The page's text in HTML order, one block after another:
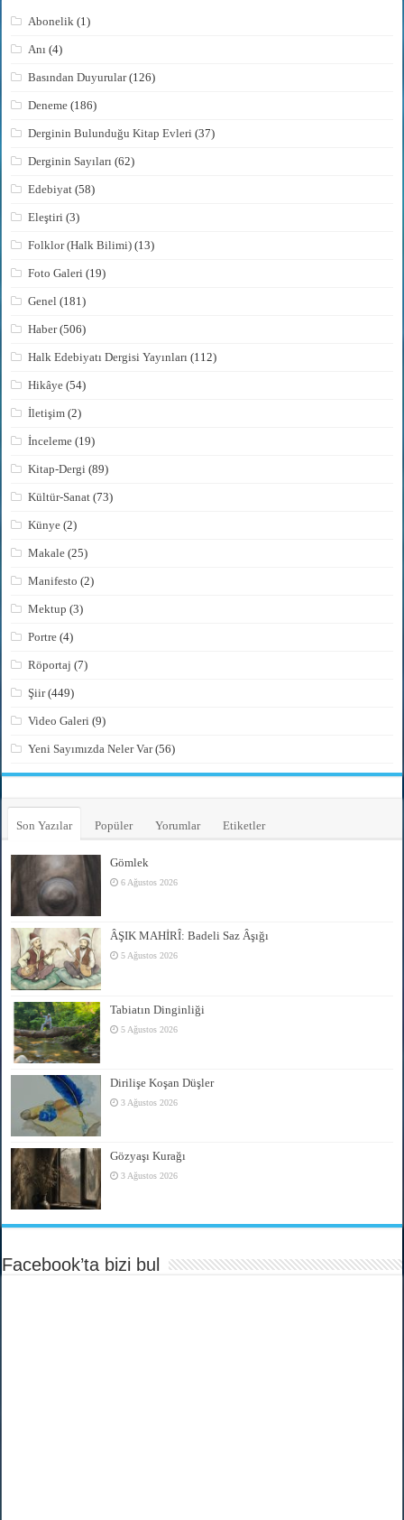
Abonelik (1)
Anı (4)
Basından Duyurular(126)
Deneme (186)
Derginin Bulunduğu Kitap Evleri (37)
Derginin Sayıları (62)
Edebiyat (58)
Eleştiri (3)
Folklor (Halk Bilimi) (13)
Foto Galeri (19)
Genel (181)
Haber(506)
Halk Edebiyatı Dergisi Yayınları (112)
Hikâye (54)
İletişim (2)
İnceleme (19)
Kitap-Dergi (89)
Kültür-Sanat (73)
Künye (2)
Makale (25)
Manifesto (2)
Mektup (3)
Portre (4)
Röportaj (7)
Şiir(449)
Video Galeri (9)
Yeni Sayımızda Neler Var(56)
Son Yazılar Popüler Yorumlar Etiketler
Gömlek
6 Ağustos 2026
ÂŞIK MAHİRÎ: Badeli Saz Âşığı
5 Ağustos 2026
Tabiatın Dinginliği
5 Ağustos 2026
Dirilişe Koşan Düşler
3 Ağustos 2026
Gözyaşı Kurağı
3 Ağustos 2026
Facebook’ta bizi bul